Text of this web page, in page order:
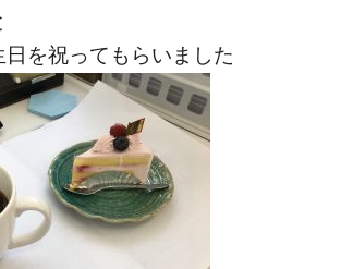
を祝ってもらいました